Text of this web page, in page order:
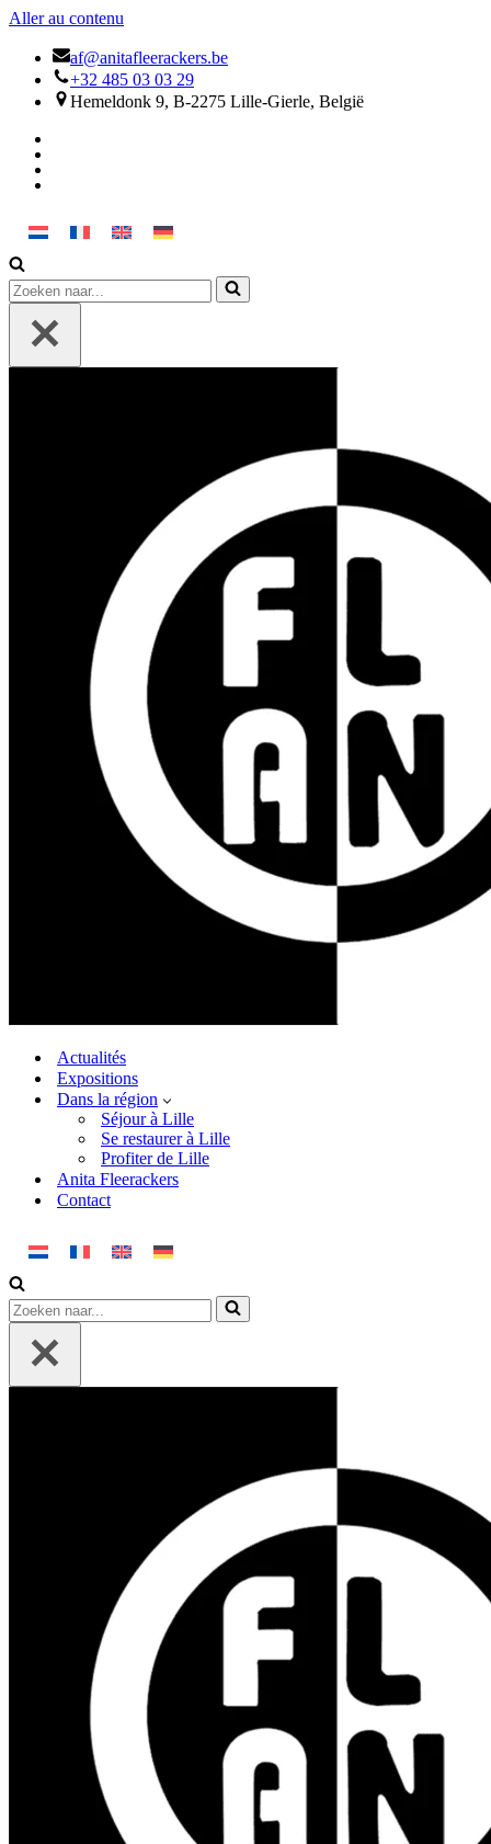
Aller au contenu
af@anitafleerackers.be
+32 485 03 03 29
Hemeldonk 9, B-2275 Lille-Gierle, België
Rechercher...
Actualités
Expositions
Dans la région
Séjour à Lille
Se restaurer à Lille
Profiter de Lille
Anita Fleerackers
Contact
Rechercher...